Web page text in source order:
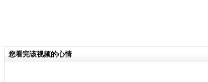
您看完该视频的心情